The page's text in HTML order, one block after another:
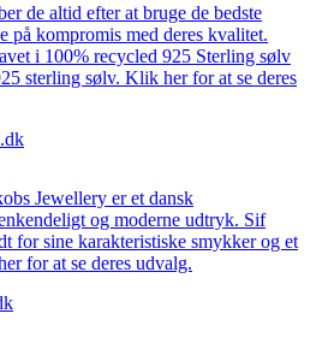
de altid efter at bruge de bedste
på kompromis med deres kvalitet.
i 100% recycled 925 Sterling sølv
sterling sølv. Klik her for at se deres
Jewellery er et dansk
og moderne udtryk. Sif
for sine karakteristiske smykker og et
for at se deres udvalg.